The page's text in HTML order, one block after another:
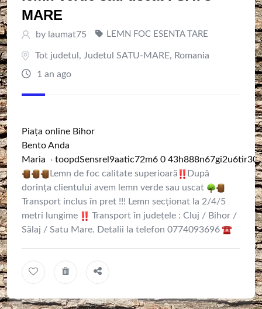
MARE
by laumat75 LEMN FOC ESENTA TARE
Tot judetul , Judetul SATU-MARE, Romania
1 an ago
Piața online Bihor
Bento Anda
Maria
· toopdSensre 9aatc72m6 0 43h888n67gi2u6tr30
Lemn de foc calitate superioară
După
dorința clientului avem lemn verde sau uscat
Transport inclus în pret !!! Lemn secționat la 2/4/5
metri lungime
Transport în județele : Cluj / Bihor /
Sălaj / Satu Mare. Detalii la telefon 0774093696